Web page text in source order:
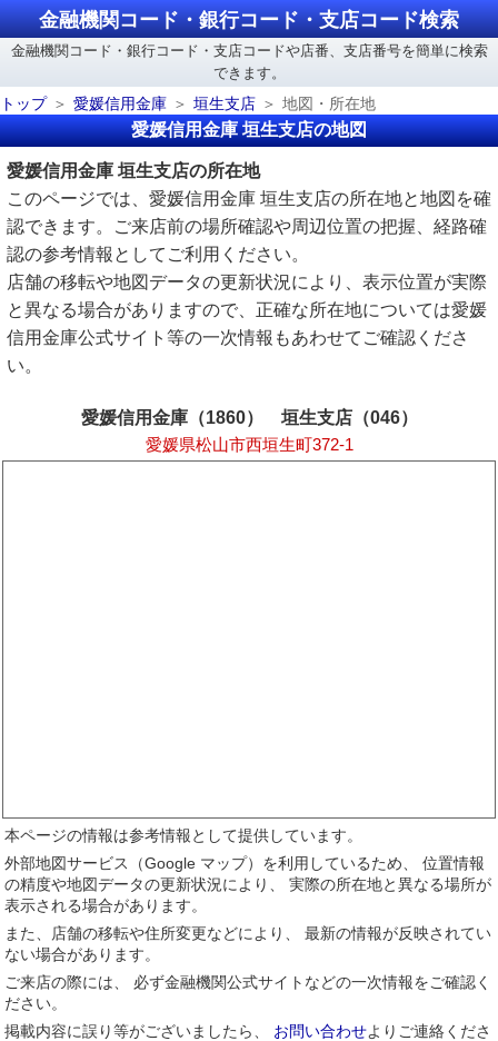
金融機関コード・銀行コード・支店コード検索
金融機関コード・銀行コード・支店コードや店番、支店番号を簡単に検索
できます。
トップ
愛媛信用金庫 垣生支店 地図・所在地
愛媛信用金庫 垣生支店の地図
愛媛信用金庫 垣生支店の所在地
このページでは、愛媛信用金庫 垣生支店の所在地と地図を確
認できます。ご来店前の場所確認や周辺位置の把握、経路確
認の参考情報としてご利用ください。
店舗の移転や地図データの更新状況により、表示位置が実際
と異なる場合がありますので、正確な所在地については愛媛
信用金庫公式サイト等の一次情報もあわせてご確認くださ
い。
愛媛信用金庫（1860） 垣生支店（046）
愛媛県松山市西垣生町372-1
本ページの情報は参考情報として提供しています。
外部地図サービス（Google マップ）を利用しているため、 位置情報
の精度や地図データの更新状況により、 実際の所在地と異なる場所が
表示される場合があります。
また、店舗の移転や住所変更などにより、 最新の情報が反映されてい
ない場合があります。
ご来店の際には、 必ず金融機関公式サイトなどの一次情報をご確認く
ださい。
掲載内容に誤り等がございましたら、 お問い合わせよりご連絡くださ